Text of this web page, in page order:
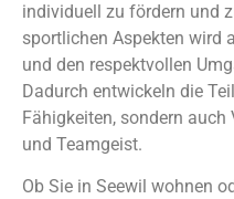
individuell zu fördern und
sportlichen Aspekten wird
und den respektvollen
Dadurch entwickeln die
Fähigkeiten, sondern
und Teamgeist.
Ob Sie in Seewil wohnen